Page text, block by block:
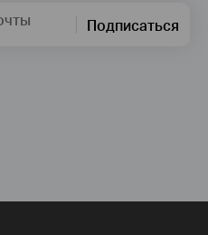
Подписаться